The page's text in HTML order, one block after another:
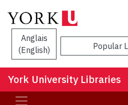
Anglais
(English)
Popular
York University Libraries